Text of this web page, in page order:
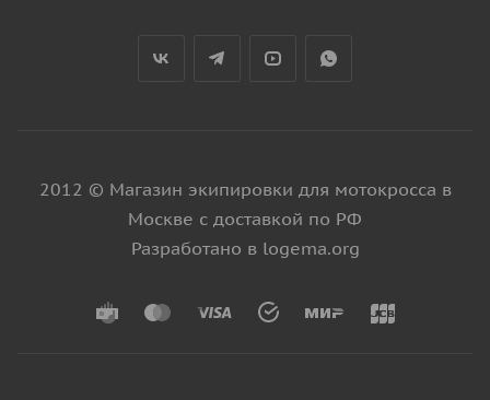
2012 © Магазин экипировки для мотокросса в
Москве с доставкой по РФ
Разработано в logema.org